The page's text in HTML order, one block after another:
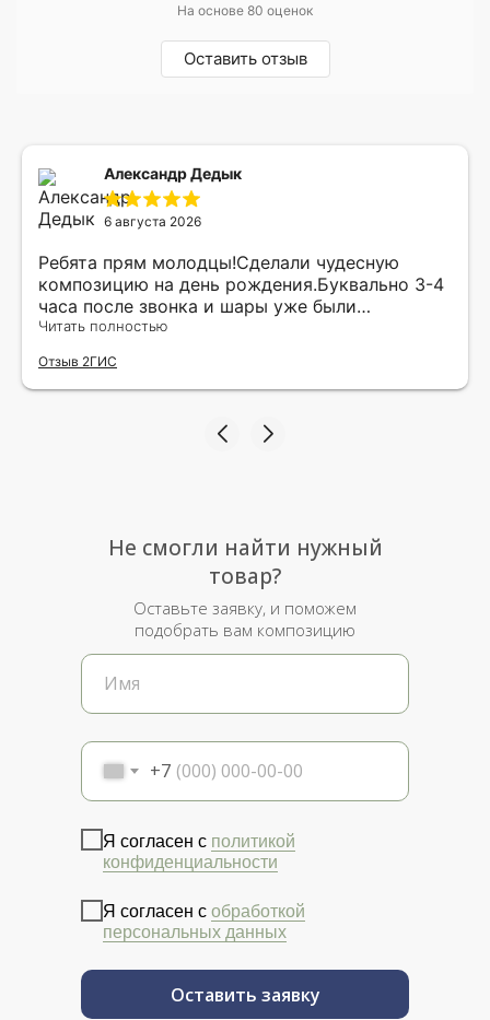
На основе 80 оценок
Оставить отзыв
Александр Дедык
6 августа 2026
Ребята прям молодцы!Сделали чудесную
композицию на день рождения.Буквально 3-4
часа после звонка и шары уже были
доставлены мне по адресу.Качество
рада.
Читать полностью
Отзыв 2ГИС
+7
Я согласен с политикой
конфиденциальности
Я согласен с обработкой
персональных данных
Оставить заявку
Не смогли найти нужный
товар?
Оставьте заявку, и поможем
подобрать вам композицию